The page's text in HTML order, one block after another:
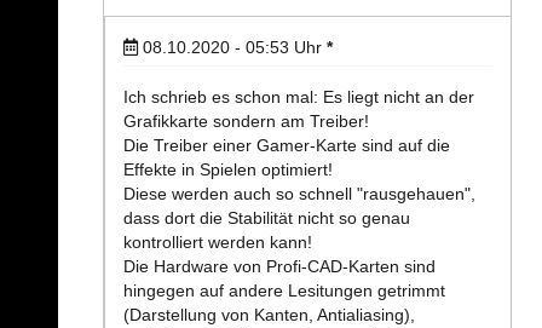
08.10.2020 - 05:53 Uhr *
Ich schrieb es schon mal: Es liegt nicht an der
Grafikkarte sondern am Treiber!
Die Treiber einer Gamer-Karte sind auf die
Effekte in Spielen optimiert!
Diese werden auch so schnell "rausgehauen",
dass dort die Stabilität nicht so genau
kontrolliert werden kann!
Die Hardware von Profi-CAD-Karten sind
hingegen auf andere Lesitungen getrimmt
(Darstellung von Kanten, Antialiasing),